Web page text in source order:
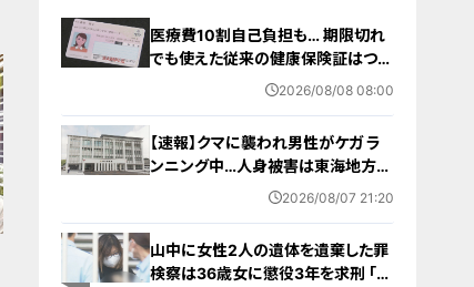
医療費10割自己負担も… 期限切れ
でも使えた従来の健康保険証はつい
に終了 8月以降起こりうるマイナ保
2026/08/08 08:00
【速報】クマに襲われ男性がケガ ラ
ンニング中…人身被害は東海地方で
今シーズン初めて 岐阜県高山市
2026/08/07 21:20
山中に女性2人の遺体を遺棄した罪
検察は36歳女に懲役3年を求刑 ｢遺